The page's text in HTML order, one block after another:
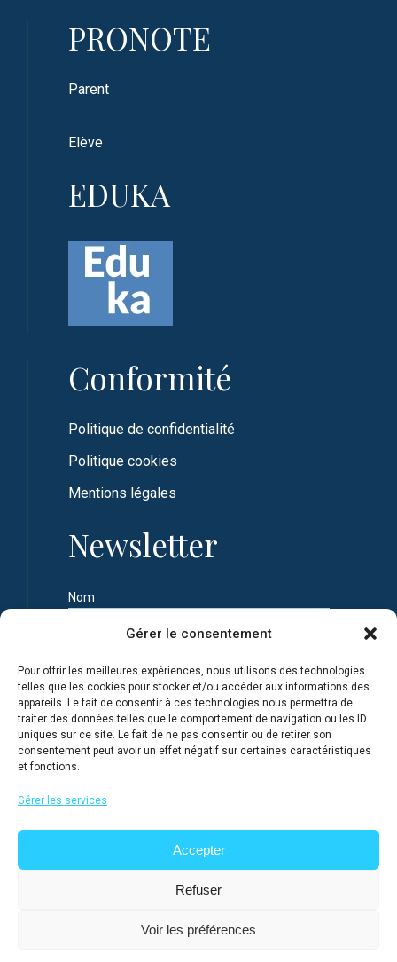
Gérer le consentement
Pour offrir les meilleures expériences, nous utilisons des technologies
telles que les cookies pour stocker et/ou accéder aux informations des
appareils. Le fait de consentir à ces technologies nous permettra de
traiter des données telles que le comportement de navigation ou les ID
uniques sur ce site. Le fait de ne pas consentir ou de retirer son
consentement peut avoir un effet négatif sur certaines caractéristiques
et fonctions.
Gérer les services
Accepter
Refuser
Voir les préférences
PRONOTE
Parent
Elève
EDUKA
Conformité
Politique de confidentialité
Politique cookies
Mentions légales
Newsletter
Nom
Adresse e-mail
confidentialité du site